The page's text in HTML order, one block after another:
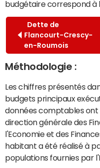
budgétaire correspond à
Dette de
Flancourt-Crescy-
en-Roumois
Méthodologie :
Les chiffres présentés
budgets principaux
données comptables
direction générale des
l'Economie et des
habitant a été réalisé à
populations fournies par